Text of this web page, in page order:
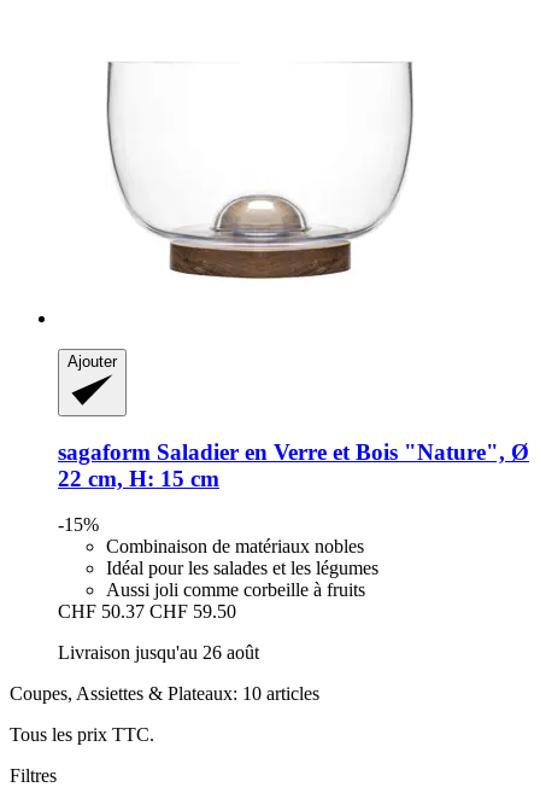
Ajouter
sagaform Saladier en Verre et Bois "Nature", Ø
22 cm, H: 15 cm
-15%
Combinaison de matériaux nobles
Idéal pour les salades et les légumes
Aussi joli comme corbeille à fruits
CHF 50.37 CHF 59.50
Livraison jusqu'au 26 août
Coupes, Assiettes & Plateaux: 10 articles
Tous les prix TTC.
Filtres